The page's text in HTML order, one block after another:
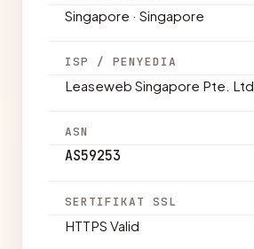
Singapore · Singapore
ISP / PENYEDIA
Leaseweb Singapore Pte. Ltd.
ASN
AS59253
SERTIFIKAT SSL
HTTPS Valid